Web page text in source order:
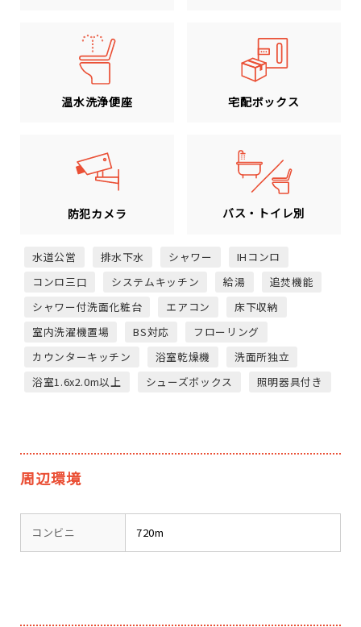
温水洗浄便座 宅配ボックス
防犯カメラ バス・トイレ別
水道公営 排水下水 シャワー
IHコンロ
コンロ三口
システムキッチン 給湯
追焚機能
シャワー付洗面化粧台
エアコン
床下収納
室内洗濯機置場
BS対応
フローリング
カウンターキッチン
浴室乾燥機
洗面所独立
浴室1.6x2.0m以上
シューズボックス 照明器具付き
周辺環境
コンビニ 720m